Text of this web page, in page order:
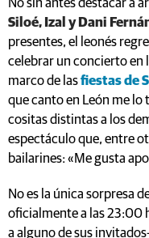
No sin antes destacar a
Siloé, Izal y Dani
presentes, el leonés
celebrar un concierto en
marco de lasfiestas de
que canto en León me lo
cositas distintas a los
espectáculo que, entre
bailarines: «Me gusta
No es la única sorpresa
oficialmente a las 23:00
a alguno de sus